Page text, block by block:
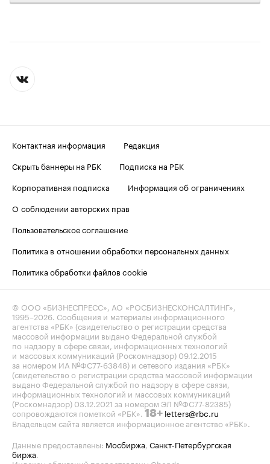
Контактная информация
Редакция
Скрыть баннеры на РБК
Подписка на РБК
Корпоративная подписка
Информация об ограничениях
О соблюдении авторских прав
Пользовательское соглашение
Политика в отношении обработки персональных данных
Политика обработки файлов cookie
© ООО «БИЗНЕСПРЕСС», АО «РОСБИЗНЕСКОНСАЛТИНГ»,
1995–2026 . Сообщения и материалы информационного
агентства «РБК» (свидетельство о регистрации средства
массовой информации выдано Федеральной службой
по надзору в сфере связи, информационных технологий
и массовых коммуникаций (Роскомнадзор) 09.12.2015
за номером ИА №ФС77-63848) и сетевого издания «РБК»
(свидетельство о регистрации средства массовой информации
выдано Федеральной службой по надзору в сфере связи,
информационных технологий и массовых коммуникаций
(Роскомнадзор) 03.12.2021 за номером ЭЛ №ФС77-82385)
сопровождаются пометкой «РБК». 18+ letters@rbc.ru
Владельцем сайта является информационное агентство «РБК».
Данные предоставлены: Мосбиржа Санкт-Петербургская
биржа